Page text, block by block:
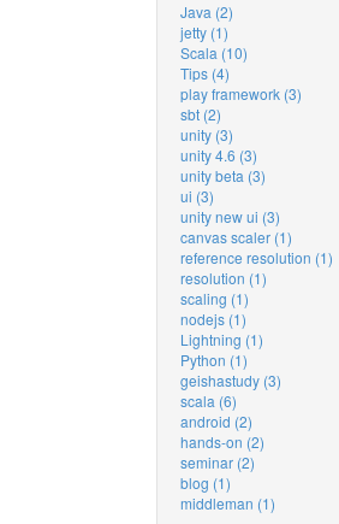
Java (2)
jetty (1)
Scala (10)
Tips (4)
play framework (3)
sbt (2)
unity (3)
unity 4.6 (3)
unity beta (3)
ui (3)
unity new ui (3)
canvas scaler (1)
reference resolution (1)
resolution (1)
scaling (1)
nodejs (1)
Lightning (1)
Python (1)
geishastudy (3)
scala (6)
android (2)
hands-on (2)
seminar (2)
blog (1)
middleman (1)